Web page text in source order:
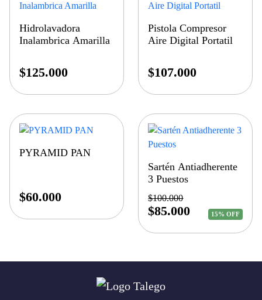
Hidrolavadora
Inalambrica Amarilla
$125.000
Pistola Compresor
Aire Digital Portatil
$107.000
PYRAMID PAN
$60.000
Sartén Antiadherente
3 Puestos
$100.000
$85.000 15% OFF